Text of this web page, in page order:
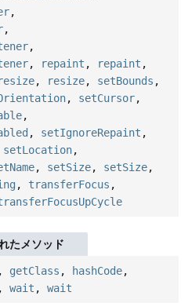
,
,
,
, repaint , repaint ,
, resize, setBounds ,
, setCursor,
,
, setIgnoreRepaint ,
setLocation,
, setSize, setSize,
, transferFocus ,
たメソッド
, getClass , hashCode,
, wait , wait